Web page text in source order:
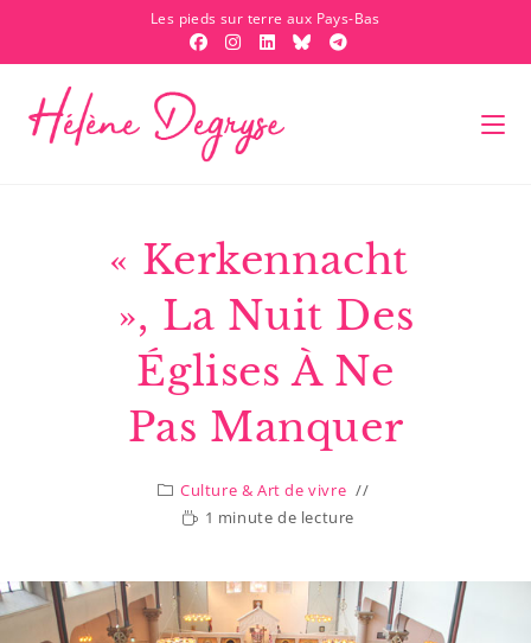
Les pieds sur terre aux Pays-Bas
« Kerkennacht
», La Nuit Des
Églises À Ne
Pas Manquer
Culture & Art de vivre
1 minute de lecture